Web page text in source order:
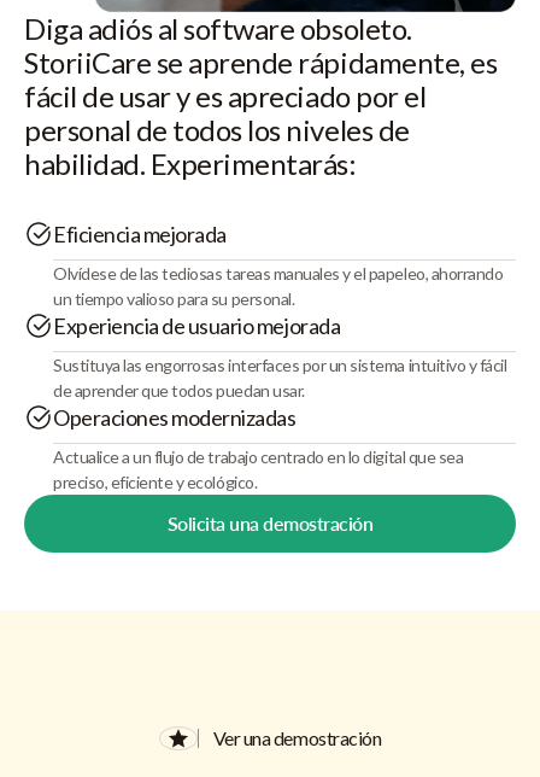
Diga adiós al software obsoleto.
StoriiCare se aprende rápidamente, es
fácil de usar y es apreciado por el
personal de todos los niveles de
habilidad. Experimentarás:
Eficiencia mejorada
Olvídese de las tediosas tareas manuales y el papeleo, ahorrando
un tiempo valioso para su personal.
Experiencia de usuario mejorada
Sustituya las engorrosas interfaces por un sistema intuitivo y fácil
de aprender que todos puedan usar.
Operaciones modernizadas
Actualice a un flujo de trabajo centrado en lo digital que sea
preciso, eficiente y ecológico.
Solicita una demostración
Ver una demostración